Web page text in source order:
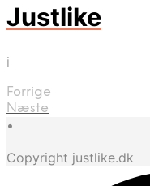
Justlike
i
Forrige
Næste
•
Copyright justlike.dk